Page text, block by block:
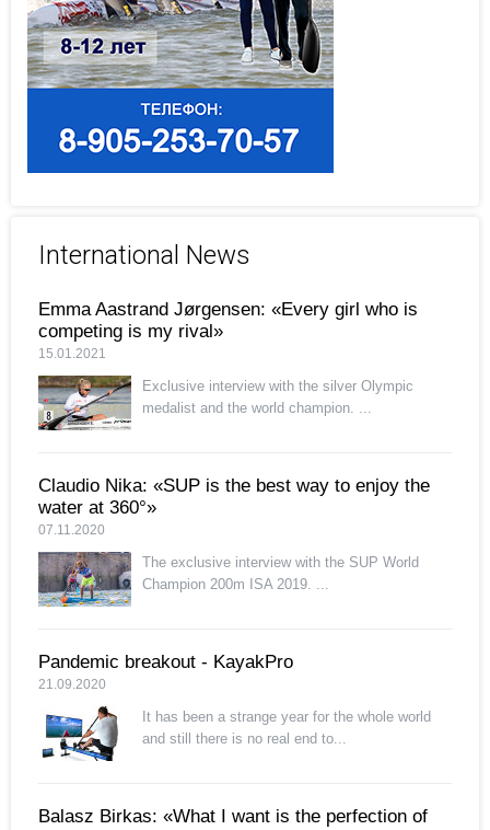
International News
Emma Aastrand Jørgensen: «Every girl who is
competing is my rival»
15.01.2021
Exclusive interview with the silver Olympic
medalist and the world champion. ...
Claudio Nika: «SUP is the best way to enjoy the
water at 360°»
07.11.2020
The exclusive interview with the SUP World
Champion 200m ISA 2019. ...
Pandemic breakout - KayakPro
21.09.2020
It has been a strange year for the whole world
and still there is no real end to...
Balasz Birkas: «What I want is the perfection of